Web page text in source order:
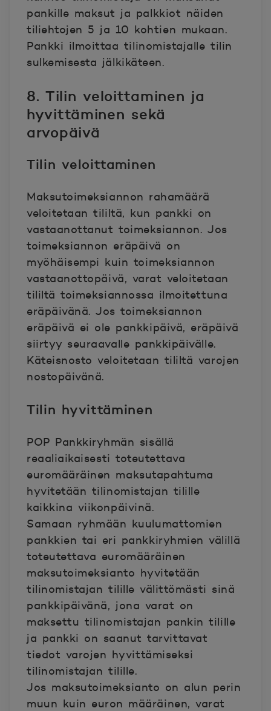
pankille maksut ja palkkiot näiden
tiliehtojen 5 ja 10 kohtien mukaan.
Pankki ilmoittaa tilinomistajalle tilin
sulkemisesta jälkikäteen.
8. Tilin veloittaminen ja
hyvittäminen sekä
arvopäivä
Tilin veloittaminen
Maksutoimeksiannon rahamäärä
veloitetaan tililtä, kun pankki on
vastaanottanut toimeksiannon. Jos
toimeksiannon eräpäivä on
myöhäisempi kuin toimeksiannon
vastaanottopäivä, varat veloitetaan
tililtä toimeksiannossa ilmoitettuna
eräpäivänä. Jos toimeksiannon
eräpäivä ei ole pankkipäivä, eräpäivä
siirtyy seuraavalle pankkipäivälle.
Käteisnosto veloitetaan tililtä varojen
nostopäivänä.
Tilin hyvittäminen
POP Pankkiryhmän sisällä
reaaliaikaisesti toteutettava
euromääräinen maksutapahtuma
hyvitetään tilinomistajan tilille
kaikkina viikonpäivinä.
Samaan ryhmään kuulumattomien
pankkien tai eri pankkiryhmien välillä
toteutettava euromääräinen
maksutoimeksianto hyvitetään
tilinomistajan tilille välittömästi sinä
pankkipäivänä, jona varat on
maksettu tilinomistajan pankin tilille
ja pankki on saanut tarvittavat
tiedot varojen hyvittämiseksi
tilinomistajan tilille.
Jos maksutoimeksianto on alun perin
muun kuin euron määräinen, varat